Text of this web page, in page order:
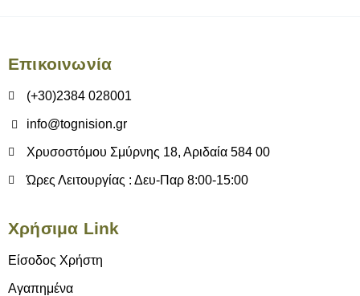
Επικοινωνία
(+30)2384 028001
info@tognision.gr
Χρυσοστόμου Σμύρνης 18, Αριδαία 584 00
Ώρες Λειτουργίας : Δευ-Παρ 8:00-15:00
Χρήσιμα Link
Είσοδος Χρήστη
Αγαπημένα